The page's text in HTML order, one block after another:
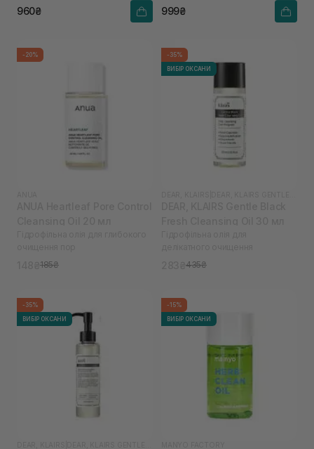
960₴ 999₴
-20%
185₴
-35%
ВИБІР ОКСАНИ
435₴
-35%
ВИБІР ОКСАНИ
-15%
ВИБІР ОКСАНИ